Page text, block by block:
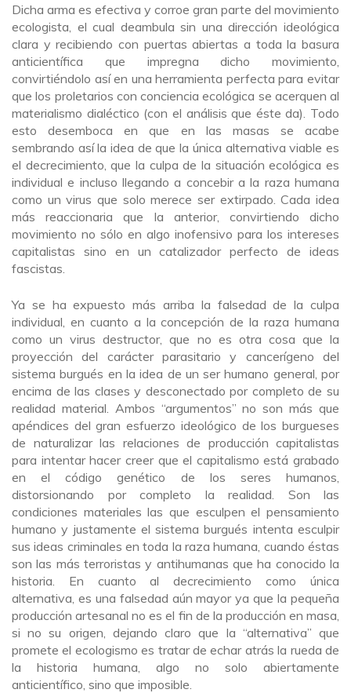
Dicha arma es efectiva y corroe gran parte del movimiento
ecologista, el cual deambula sin una dirección ideológica
clara y recibiendo con puertas abiertas a toda la basura
anticientífica que impregna dicho movimiento,
convirtiéndolo así en una herramienta perfecta para evitar
que los proletarios con conciencia ecológica se acerquen al
materialismo dialéctico (con el análisis que éste da). Todo
esto desemboca en que en las masas se acabe
sembrando así la idea de que la única alternativa viable es
el decrecimiento, que la culpa de la situación ecológica es
individual e incluso llegando a concebir a la raza humana
como un virus que solo merece ser extirpado. Cada idea
más reaccionaria que la anterior, convirtiendo dicho
movimiento no sólo en algo inofensivo para los intereses
capitalistas sino en un catalizador perfecto de ideas
fascistas.
Ya se ha expuesto más arriba la falsedad de la culpa
individual, en cuanto a la concepción de la raza humana
como un virus destructor, que no es otra cosa que la
proyección del carácter parasitario y cancerígeno del
sistema burgués en la idea de un ser humano general, por
encima de las clases y desconectado por completo de su
realidad material. Ambos “argumentos” no son más que
apéndices del gran esfuerzo ideológico de los burgueses
de naturalizar las relaciones de producción capitalistas
para intentar hacer creer que el capitalismo está grabado
en el código genético de los seres humanos,
distorsionando por completo la realidad. Son las
condiciones materiales las que esculpen el pensamiento
humano y justamente el sistema burgués intenta esculpir
sus ideas criminales en toda la raza humana, cuando éstas
son las más terroristas y antihumanas que ha conocido la
historia. En cuanto al decrecimiento como única
alternativa, es una falsedad aún mayor ya que la pequeña
producción artesanal no es el fin de la producción en masa,
si no su origen, dejando claro que la “alternativa” que
promete el ecologismo es tratar de echar atrás la rueda de
la historia humana, algo no solo abiertamente
anticientífico, sino que imposible.